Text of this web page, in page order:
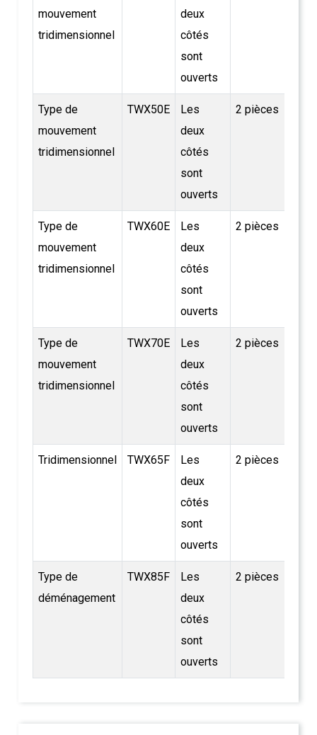
mouvement
tridimensionnel
deux
côtés
sont
ouverts
Type de
mouvement
tridimensionnel
TWX50E
Les
deux
côtés
sont
ouverts
2 pièces
Type de
mouvement
tridimensionnel
TWX60E
Les
deux
côtés
sont
ouverts
2 pièces
Type de
mouvement
tridimensionnel
TWX70E
Les
deux
côtés
sont
ouverts
2 pièces
Tridimensionnel TWX65F
Les
deux
côtés
sont
ouverts
2 pièces
Type de
déménagement
TWX85F
Les
deux
côtés
sont
ouverts
2 pièces